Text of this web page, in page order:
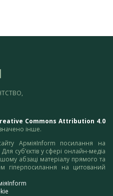
Commons Attribution 4.0
інше.
АрміяInform посилання на
суб’єктів у сфері онлайн-медіа
абзаці матеріалу прямого та
гіперпосилання на цитований